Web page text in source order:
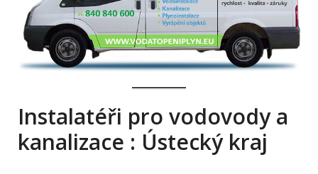
Instalatéři pro vodovody a
kanalizace : Ústecký kraj